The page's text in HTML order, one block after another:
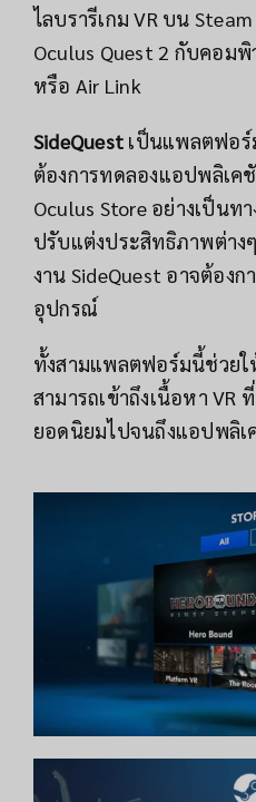
ไลบรารีเกม VR บน
Oculus Quest 2 กับคอมพิ
หรือ Air Link
SideQuest เป็นแพลตฟอ
ต้องการทดลองแอปพลิเค
Oculus Store อย่างเป็นท
ปรับแต่งประสิทธิภาพต่าง
งาน SideQuest อาจต้อง
อุปกรณ์
ทั้งสามแพลตฟอร์มนี้ช่วยใ
สามารถเข้าถึงเนื้อหา VR
ยอดนิยมไปจนถึงแอปพลิ